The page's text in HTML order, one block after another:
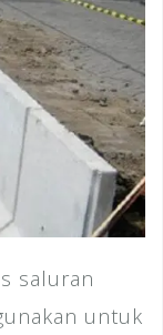
saluran
untuk